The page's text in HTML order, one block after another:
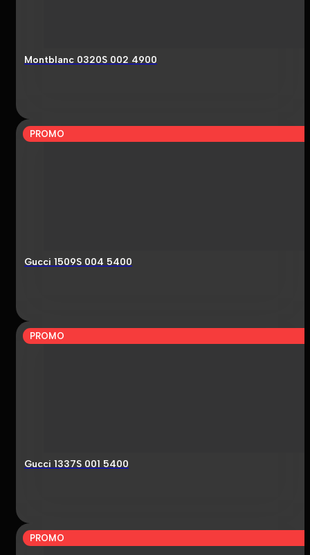
Montblanc 0320S 002 4900
PROMO
Gucci 1509S 004 5400
PROMO
Gucci 1337S 001 5400
PROMO